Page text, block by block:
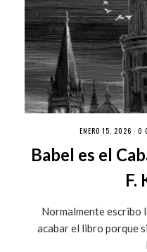
ENERO 15, 2026 · 0
Babel es el
F.
Normalmente escribo
acabar el libro porque